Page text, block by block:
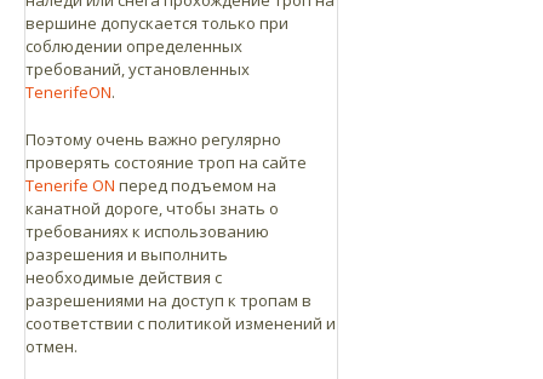
вершине допускается только при
соблюдении определенных
требований, установленных
TenerifeON.
Поэтому очень важно регулярно
проверять состояние троп на сайте
Tenerife ON перед подъемом на
канатной дороге, чтобы знать о
требованиях к использованию
разрешения и выполнить
необходимые действия с
разрешениями на доступ к тропам в
соответствии с политикой изменений и
отмен.